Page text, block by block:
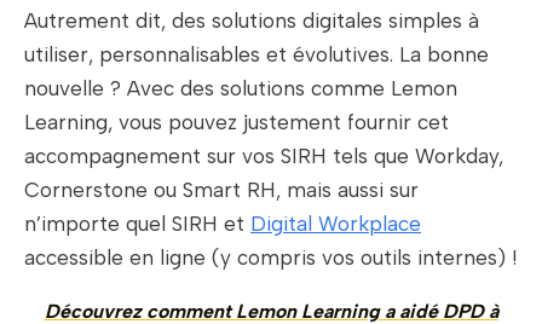
Autrement dit, des solutions digitales simples à
utiliser, personnalisables et évolutives. La bonne
nouvelle ? Avec des solutions comme Lemon
Learning, vous pouvez justement fournir cet
accompagnement sur vos SIRH tels que Workday,
Cornerstone ou Smart RH, mais aussi sur
n’importe quel SIRH et Digital Workplace
accessible en ligne (y compris vos outils internes) !
Découvrez comment Lemon Learning a aidé DPD à